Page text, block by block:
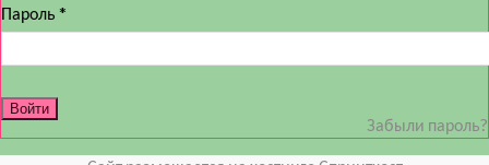
Пароль *
Забыли пароль?